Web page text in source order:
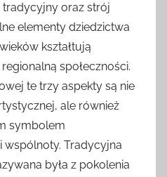
tradycyjny oraz strój
elementy dziedzictwa
kształtują
społeczności.
te trzy aspekty są nie
ale również
symbolem
wspólnoty. Tradycyjna
była z pokolenia